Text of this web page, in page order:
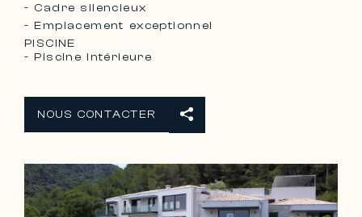
- Cadre silencieux
- Emplacement exceptionnel
PISCINE
- Piscine intérieure
NOUS CONTACTER